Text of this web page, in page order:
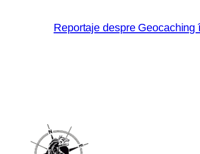
Reportaje despre